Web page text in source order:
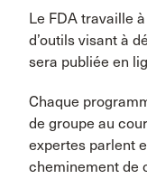
Le FDA travaille
d’outils visant à
sera publiée en
Chaque
de groupe au
expertes parlent
cheminement de